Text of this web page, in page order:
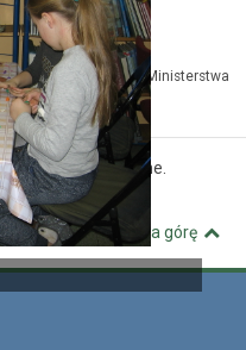
ze środków Ministerstwa
prawa zastrzeżone.
Stron
Wróć na górę